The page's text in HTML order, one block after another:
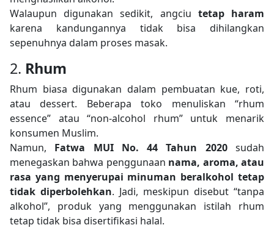
Walaupun digunakan sedikit, angciu tetap haram
karena kandungannya tidak bisa dihilangkan
sepenuhnya dalam proses masak.
2. Rhum
Rhum biasa digunakan dalam pembuatan kue, roti,
atau dessert. Beberapa toko menuliskan “rhum
essence” atau “non-alcohol rhum” untuk menarik
konsumen Muslim.
Namun, Fatwa MUI No. 44 Tahun 2020sudah
menegaskan bahwa penggunaan nama, aroma, atau
rasa yang menyerupai minuman beralkohol tetap
tidak diperbolehkan. Jadi, meskipun disebut “tanpa
alkohol”, produk yang menggunakan istilah rhum
tetap tidak bisa disertifikasi halal.